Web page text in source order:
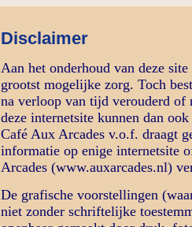
Disclaimer
Aan het onderhoud van deze
grootst mogelijke zorg. Toch
na verloop van tijd verouderd of
deze internetsite kunnen dan
Café Aux Arcades v.o.f. draagt
informatie op enige internetsite
Arcades (www.auxarcades.nl)
De grafische voorstellingen
niet zonder schriftelijke